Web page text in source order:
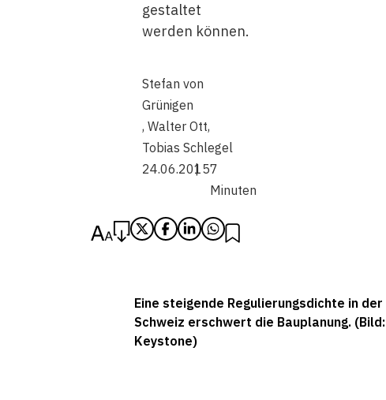
gestaltet
werden können.
Stefan von
Grünigen
, Walter Ott,
Tobias Schlegel
24.06.20157
Minuten
Eine steigende Regulierungsdichte in der
Schweiz erschwert die Bauplanung. (Bild:
Keystone)